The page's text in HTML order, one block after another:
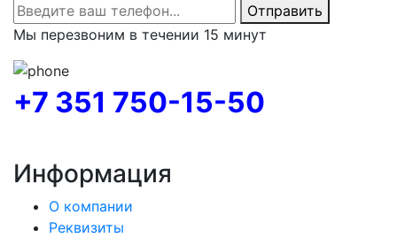
Отправить
Мы перезвоним в течении 15 минут
+7 351 750-15-50
Информация
О компании
Реквизиты